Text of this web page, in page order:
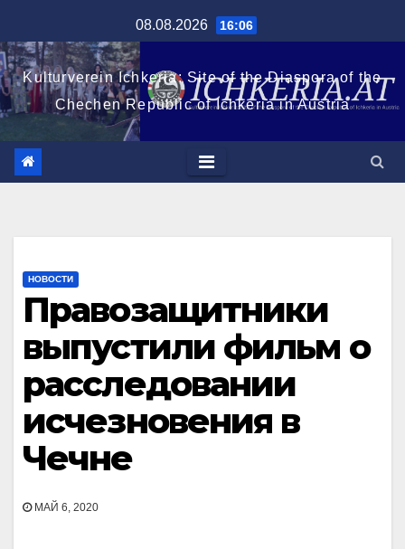
к
содержимому
08.08.2026 16:06
Kulturverein Ichkeria: Site of the Diaspora of the
Chechen Republic of Ichkeria in Austria
НОВОСТИ
Правозащитники
выпустили фильм о
расследовании
исчезновения в
Чечне
МАЙ 6, 2020